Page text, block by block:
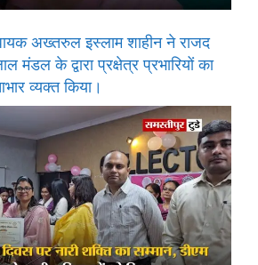
अख्तरुल इस्लाम शाहीन ने राजद
मंडल के द्वारा प्रक्षेत्र प्रभारियों का
व्यक्त किया।